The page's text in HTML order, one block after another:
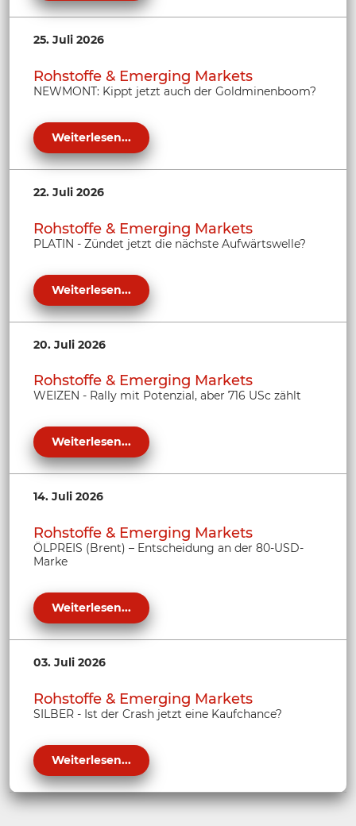
25. Juli 2026
Rohstoffe & Emerging Markets
NEWMONT: Kippt jetzt auch der Goldminenboom?
Weiterlesen...
22. Juli 2026
Rohstoffe & Emerging Markets
PLATIN - Zündet jetzt die nächste Aufwärtswelle?
Weiterlesen...
20. Juli 2026
Rohstoffe & Emerging Markets
WEIZEN - Rally mit Potenzial, aber 716 USc zählt
Weiterlesen...
14. Juli 2026
Rohstoffe & Emerging Markets
ÖLPREIS (Brent) – Entscheidung an der 80-USD-
Marke
Weiterlesen...
03. Juli 2026
Rohstoffe & Emerging Markets
SILBER - Ist der Crash jetzt eine Kaufchance?
Weiterlesen...